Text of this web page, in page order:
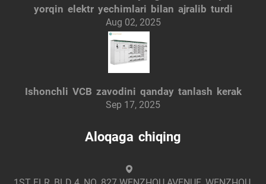
yorqin elektr yechimlari bilan ajralib turdi
Aug 02, 2025
Ishonchli VCB zavodini qanday tanlash kerak
Sep 17, 2025
Aloqaga chiqing